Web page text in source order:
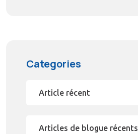
Categories
Article récent
Articles de blogue récents